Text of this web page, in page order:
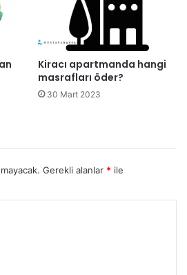
Kiracı apartmanda hangi
masrafları öder?
30 Mart 2023
Gerekli alanlar * ile